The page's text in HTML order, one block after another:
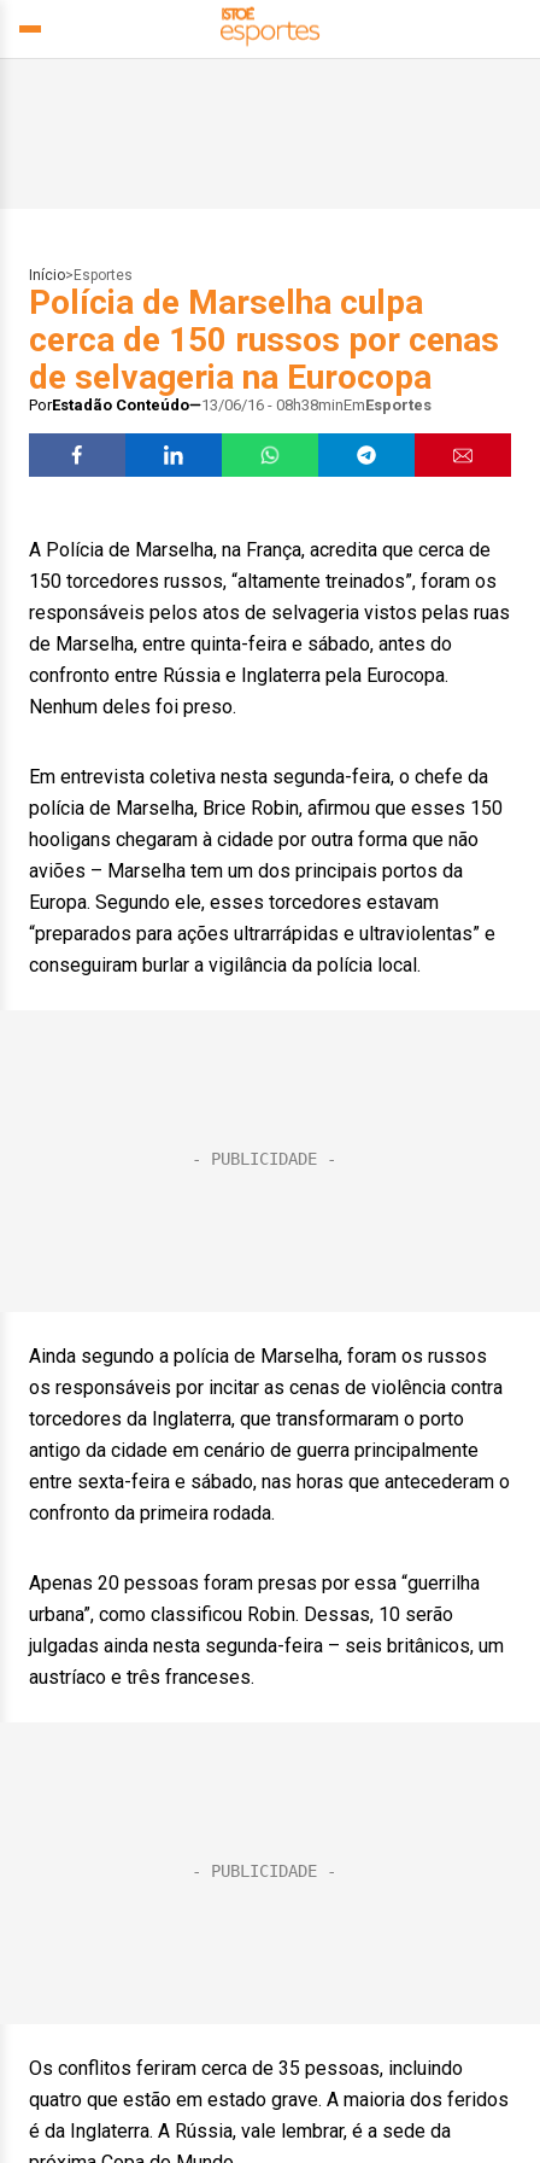
Início> Esportes
Polícia de Marselha culpa
cerca de 150 russos por cenas
de selvageria na Eurocopa
PorEstadão Conteúdo 13/06/16 - 08h38minEmEsportes
A Polícia de Marselha, na França, acredita que cerca de
150 torcedores russos, “altamente treinados”, foram os
responsáveis pelos atos de selvageria vistos pelas ruas
de Marselha, entre quinta-feira e sábado, antes do
confronto entre Rússia e Inglaterra pela Eurocopa.
Nenhum deles foi preso.
Em entrevista coletiva nesta segunda-feira, o chefe da
polícia de Marselha, Brice Robin, afirmou que esses 150
hooligans chegaram à cidade por outra forma que não
aviões – Marselha tem um dos principais portos da
Europa. Segundo ele, esses torcedores estavam
“preparados para ações ultrarrápidas e ultraviolentas” e
conseguiram burlar a vigilância da polícia local.
Ainda segundo a polícia de Marselha, foram os russos
os responsáveis por incitar as cenas de violência contra
torcedores da Inglaterra, que transformaram o porto
antigo da cidade em cenário de guerra principalmente
entre sexta-feira e sábado, nas horas que antecederam o
confronto da primeira rodada.
Apenas 20 pessoas foram presas por essa “guerrilha
urbana”, como classificou Robin. Dessas, 10 serão
julgadas ainda nesta segunda-feira – seis britânicos, um
austríaco e três franceses.
Os conflitos feriram cerca de 35 pessoas, incluindo
quatro que estão em estado grave. A maioria dos feridos
é da Inglaterra. A Rússia, vale lembrar, é a sede da